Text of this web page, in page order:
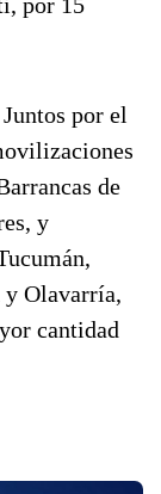
por el
de
y
y Olavarría,
cantidad